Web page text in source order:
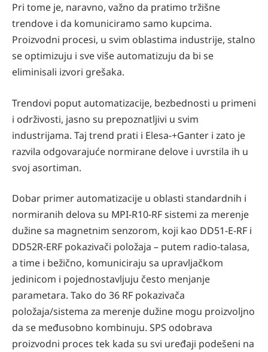
Pri tome je, naravno, važno da pratimo tržišne
trendove i da komuniciramo samo kupcima.
Proizvodni procesi, u svim oblastima industrije, stalno
se optimizuju i sve više automatizuju da bi se
eliminisali izvori grešaka.
Trendovi poput automatizacije, bezbednosti u primeni
i održivosti, jasno su prepoznatljivi u svim
industrijama. Taj trend prati i Elesa-+Ganter i zato je
razvila odgovarajuće normirane delove i uvrstila ih u
svoj asortiman.
Dobar primer automatizacije u oblasti standardnih i
normiranih delova su MPI-R10-RF sistemi za merenje
dužine sa magnetnim senzorom, koji kao DD51-E-RF i
DD52R-ERF pokazivači položaja – putem radio-talasa,
a time i bežično, komuniciraju sa upravljačkom
jedinicom i pojednostavljuju često menjanje
parametara. Tako do 36 RF pokazivača
položaja/sistema za merenje dužine mogu proizvoljno
da se međusobno kombinuju. SPS odobrava
proizvodni proces tek kada su svi uređaji podešeni na